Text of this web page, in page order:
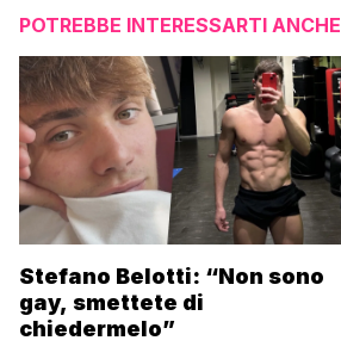
POTREBBE INTERESSARTI ANCHE
Stefano Belotti: “Non sono
gay, smettete di
chiedermelo”